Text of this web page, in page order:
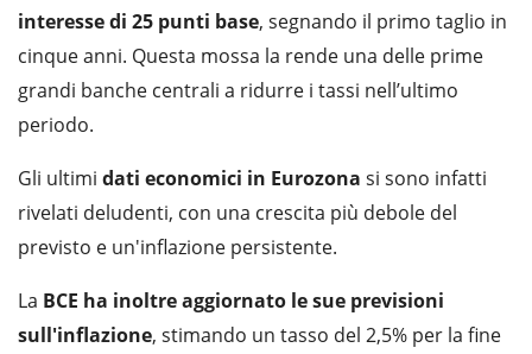
interesse di 25 punti base, segnando il primo taglio in
cinque anni. Questa mossa la rende una delle prime
grandi banche centrali a ridurre i tassi nell’ultimo
periodo.
Gli ultimi dati economici in Eurozona si sono infatti
rivelati deludenti, con una crescita più debole del
previsto e un'inflazione persistente.
La BCE ha inoltre aggiornato le sue previsioni
sull'inflazione, stimando un tasso del 2,5% per la fine